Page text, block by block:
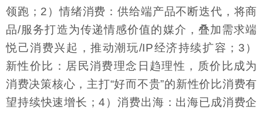
领跑；2）情绪消费：供给端产品不断迭代，将商
品/服务打造为传递情感价值的媒介，叠加需求端
悦己消费兴起，推动潮玩/IP经济持续扩容；3）
新性价比：居民消费理念日趋理性，质价比成为
消费决策核心，主打“好而不贵”的新性价比消费有
望持续快速增长；4）消费出海：出海已成消费企